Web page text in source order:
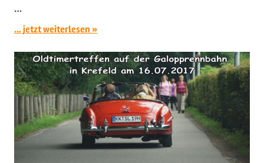
…
... jetzt weiterlesen